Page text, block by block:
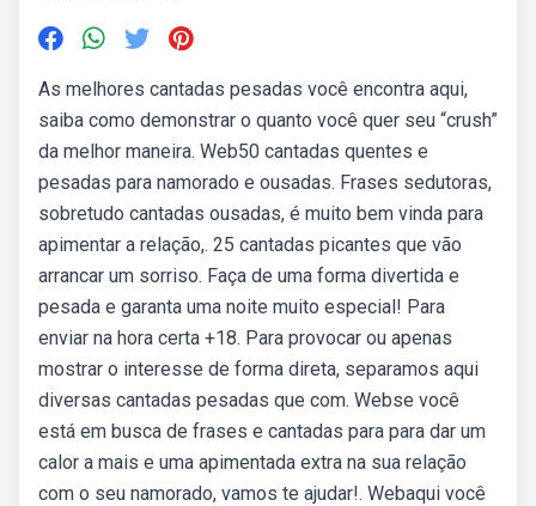
As melhores cantadas pesadas você encontra aqui,
saiba como demonstrar o quanto você quer seu “crush”
da melhor maneira. Web50 cantadas quentes e
pesadas para namorado e ousadas. Frases sedutoras,
sobretudo cantadas ousadas, é muito bem vinda para
apimentar a relação,. 25 cantadas picantes que vão
arrancar um sorriso. Faça de uma forma divertida e
pesada e garanta uma noite muito especial! Para
enviar na hora certa +18. Para provocar ou apenas
mostrar o interesse de forma direta, separamos aqui
diversas cantadas pesadas que com. Webse você
está em busca de frases e cantadas para para dar um
calor a mais e uma apimentada extra na sua relação
com o seu namorado, vamos te ajudar!. Webaqui você